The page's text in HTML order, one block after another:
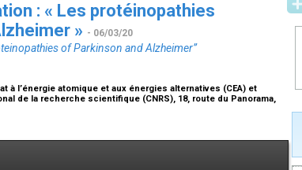
: « Les protéinopathies
» - 06/03/20
of Parkinson and Alzheimer”
à l’énergie atomique et aux énergies alternatives (CEA) et
de la recherche scientifique (CNRS), 18, route du Panorama,